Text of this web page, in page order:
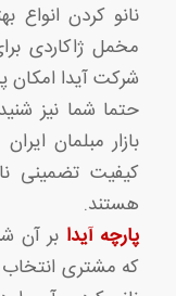
نانو کردن انواع
شرکت آیدا امکان
حتما شما نیز
بازار مبلمان
کیفیت تضمینی
هستند.
پارچه آیدا بر آن